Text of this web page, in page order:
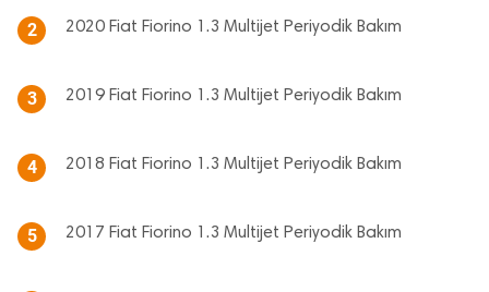
2 2020 Fiat Fiorino 1.3 Multijet Periyodik Bakım
3 2019 Fiat Fiorino 1.3 Multijet Periyodik Bakım
4 2018 Fiat Fiorino 1.3 Multijet Periyodik Bakım
5 2017 Fiat Fiorino 1.3 Multijet Periyodik Bakım